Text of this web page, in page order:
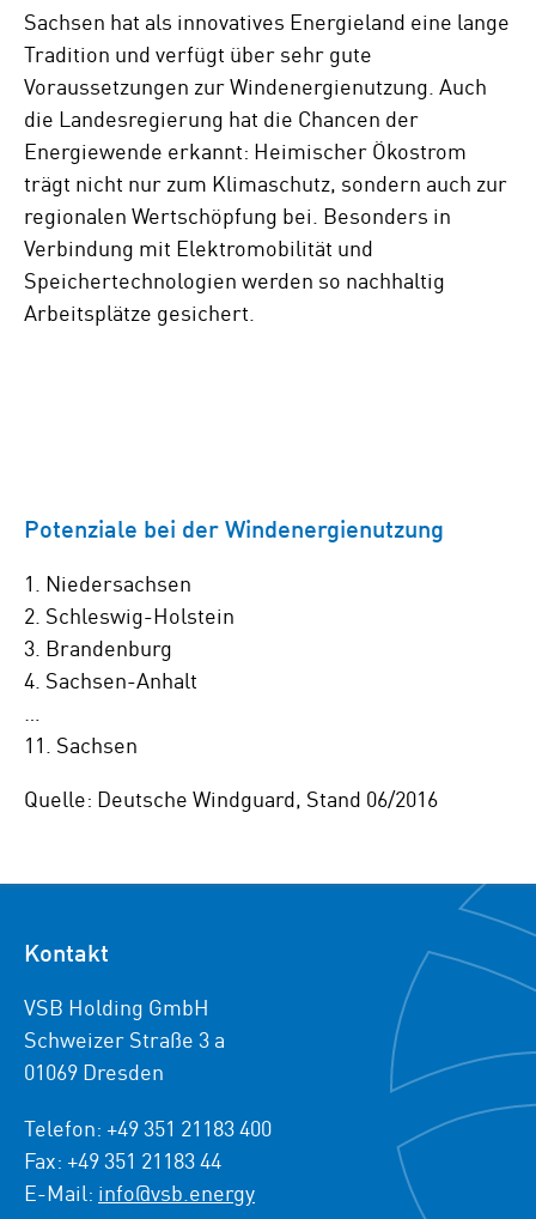
Sachsen hat als innovatives Energieland eine lange
Tradition und verfügt über sehr gute
Voraussetzungen zur Windenergienutzung. Auch
die Landesregierung hat die Chancen der
Energiewende erkannt: Heimischer Ökostrom
trägt nicht nur zum Klimaschutz, sondern auch zur
regionalen Wertschöpfung bei. Besonders in
Verbindung mit Elektromobilität und
Speichertechnologien werden so nachhaltig
Arbeitsplätze gesichert.
Potenziale bei der Windenergienutzung
1. Niedersachsen
2. Schleswig-Holstein
3. Brandenburg
4. Sachsen-Anhalt
11. Sachsen
Quelle: Deutsche Windguard, Stand 06/2016
Kontakt
VSB Holding GmbH
Schweizer Straße 3 a
01069 Dresden
Telefon: +49 351 21183 400
Fax: +49 351 21183 44
E-Mail: info@vsb.energy